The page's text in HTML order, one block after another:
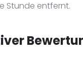
Stunde entfernt.